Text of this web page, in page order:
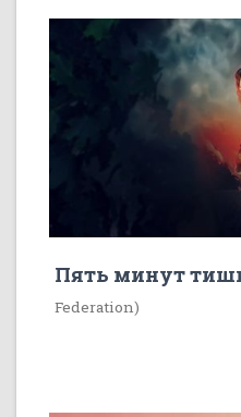
Пять минут
Federation)